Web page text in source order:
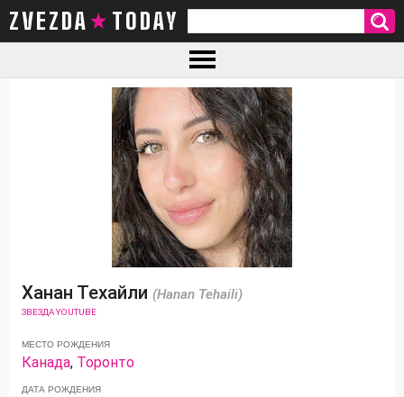
ZVEZDA TODAY
Ханан Техайли (Hanan Tehaili)
ЗВЕЗДА YOUTUBE
МЕСТО РОЖДЕНИЯ
Канада, Торонто
ДАТА РОЖДЕНИЯ